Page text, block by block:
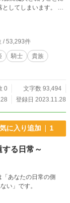
してしまいます。
なります。 世界
4つの
した。
/ 53,293件
騎士
貴族
0
文字数 93,494
登録日 2023.11.28
に入り追加 1
る日常～
あなたの日常の側
い」です。